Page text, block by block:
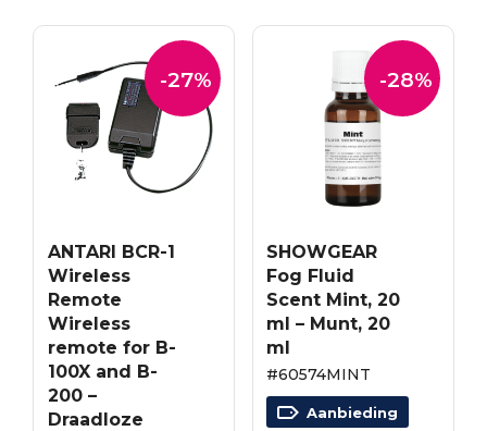
-27%
ANTARI BCR-1
Wireless
Remote
Wireless
remote for B-
100X and B-
200 –
Draadloze
-28%
SHOWGEAR
Fog Fluid
Scent Mint, 20
ml – Munt, 20
ml
#60574MINT
Aanbieding